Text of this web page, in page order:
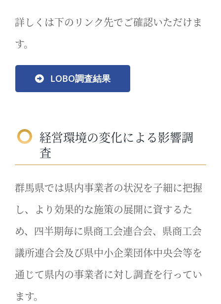
詳しくは下のリンク先でご確認いただけま
す。
LOBO調査結果
経営環境の変化による影響調
査
群馬県では県内事業者の状況を子細に把握
し、より効果的な施策の展開に資するた
め、四半期毎に県商工会連合会、県商工会
議所連合会及び県中小企業団体中央会等を
通じて県内の事業者に対し調査を行ってい
ます。